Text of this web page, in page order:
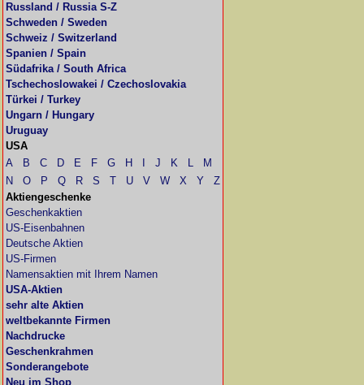
Russland / Russia S-Z
Schweden / Sweden
Schweiz / Switzerland
Spanien / Spain
Südafrika / South Africa
Tschechoslowakei / Czechoslovakia
Türkei / Turkey
Ungarn / Hungary
Uruguay
USA
A
B C D E F G H J K L
M
N
O P Q R S T U V W X Y
Z
Aktiengeschenke
Geschenkaktien
US-Eisenbahnen
Deutsche Aktien
US-Firmen
Namensaktien mit Ihrem Namen
USA-Aktien
sehr alte Aktien
weltbekannte Firmen
Nachdrucke
Geschenkrahmen
Sonderangebote
Neu im Shop